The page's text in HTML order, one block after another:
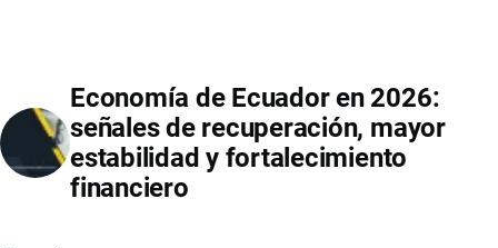
ECUADOR
2026:
VENTAS
RÉCORD,
Economía de Ecuador en 2026:
señales de recuperación, mayor
estabilidad y fortalecimiento
financiero